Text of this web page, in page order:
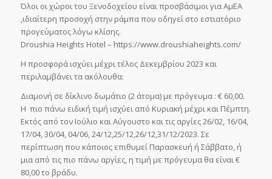
Όλοι οι χώροι του Ξενοδοχείου είναι προσβάσιμοι για ΑμΕΑ
,ιδιαίτερη προσοχή στην ράμπα που οδηγεί στο εστιατόριο
προγεύματος λόγω κλίσης.
Droushia Heights Hotel – https://www.droushiaheights.com/
Η προσφορά ισχύει μέχρι τέλος Δεκεμβρίου 2023 και
περιλαμβάνει τα ακόλουθα:
Διαμονή σε δίκλινο δωμάτιο (2 άτομα) με πρόγευμα : € 60,00.
Η πιο πάνω ειδική τιμή ισχύει από Κυριακή μέχρι και Πέμπτη.
Εκτός από τον Ιούλιο και Αύγουστο και τις αργίες 26/02, 16/04,
17/04, 30/04, 04/06, 24/12,25/12,26/12,31/12/2023. Σε
περίπτωση που κάποιος επιθυμεί Παρασκευή ή Σάββατο, ή
μια από τις πιο πάνω αργίες, η τιμή με πρόγευμα θα είναι €
80,00 το βράδυ.